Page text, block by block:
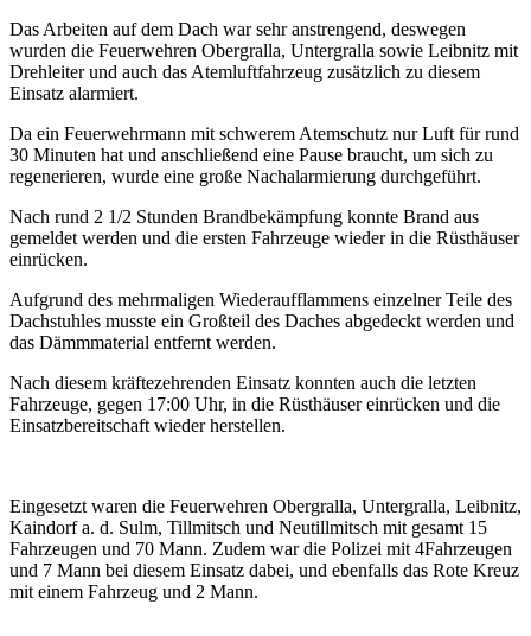
Das Arbeiten auf dem Dach war sehr anstrengend, deswegen
wurden die Feuerwehren Obergralla, Untergralla sowie Leibnitz mit
Drehleiter und auch das Atemluftfahrzeug zusätzlich zu diesem
Einsatz alarmiert.
Da ein Feuerwehrmann mit schwerem Atemschutz nur Luft für rund
30 Minuten hat und anschließend eine Pause braucht, um sich zu
regenerieren, wurde eine große Nachalarmierung durchgeführt.
Nach rund 2 1/2 Stunden Brandbekämpfung konnte Brand aus
gemeldet werden und die ersten Fahrzeuge wieder in die Rüsthäuser
einrücken.
Aufgrund des mehrmaligen Wiederaufflammens einzelner Teile des
Dachstuhles musste ein Großteil des Daches abgedeckt werden und
das Dämmmaterial entfernt werden.
Nach diesem kräftezehrenden Einsatz konnten auch die letzten
Fahrzeuge, gegen 17:00 Uhr, in die Rüsthäuser einrücken und die
Einsatzbereitschaft wieder herstellen.
Eingesetzt waren die Feuerwehren Obergralla, Untergralla, Leibnitz,
Kaindorf a. d. Sulm, Tillmitsch und Neutillmitsch mit gesamt 15
Fahrzeugen und 70 Mann. Zudem war die Polizei mit 4Fahrzeugen
und 7 Mann bei diesem Einsatz dabei, und ebenfalls das Rote Kreuz
mit einem Fahrzeug und 2 Mann.